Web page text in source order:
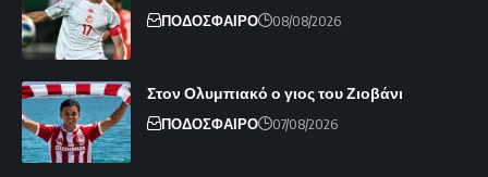
ΠΟΔΟΣΦΑΙΡΟ 08/08/2026
Στον Ολυμπιακό ο γιος του Ζιοβάνι
ΠΟΔΟΣΦΑΙΡΟ 07/08/2026